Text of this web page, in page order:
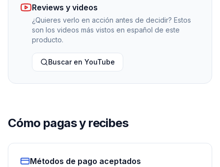
Reviews y videos
¿Quieres verlo en acción antes de decidir? Estos
son los videos más vistos en español de este
producto.
Buscar en YouTube
Cómo pagas y recibes
Métodos de pago aceptados